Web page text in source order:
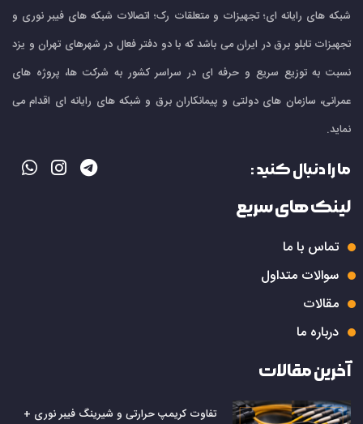
شبکه های رایانه ای؛ تجهیزات و متعلقات رک؛ اتصالات شبکه های فیبر نوری و
تجهیزات تابلو برق در ایران می باشد که با دو دفتر فعال در شهرهای تهران و یزد
نسبت به توزیع سریع و حرفه ای در سراسر کشور به شرکت ها، پروژه های
عمرانی، سازمان های دولتی و پیمانکاران برق و شبکه های رایانه ای اقدام می
نماید.
ما را دنبال کنید :
لینک های سریع
تماس با ما
سوالات متداول
مقالات
درباره ما
آخرین مقالات
تفاوت کریمپ حرارتی و شیرینگ فیبر نوری +